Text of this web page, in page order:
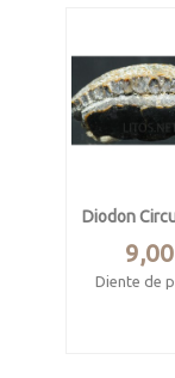
Diodon
Diente de